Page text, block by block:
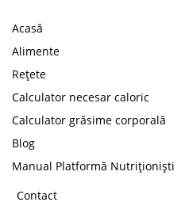
Acasă
Alimente
Rețete
Calculator necesar caloric
Calculator grăsime corporală
Blog
Manual Platformă Nutriționiști
Contact